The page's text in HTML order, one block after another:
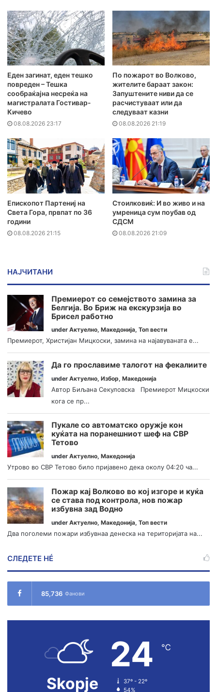
Еден загинат, еден тешко
повреден – Тешка
сообраќајна несреќа на
магистралата Гостивар-
Кичево
08.08.2026 23:17
По пожарот во Волково,
жителите бараат закон:
Запуштените ниви да се
расчистуваат или да
следуваат казни
08.08.2026 21:19
Епископот Партениј на
Света Гора, првпат по 36
години
08.08.2026 21:15
Стоилковиќ: И во живо и на
умреница сум поубав од
СДСМ
08.08.2026 21:09
НАЈЧИТАНИ
Премиерот со семејството замина за
Белгија. Во Бриж на екскурзија во
Брисел работно
under Актуелно, Македонија, Топ вести
Премиерот, Христијан Мицкоски, замина на најавуваната е...
Да го прославиме талогот на фекалиите
under Актуелно, Избор, Македонија
Автор Биљана Секуловска Премиерот Мицкоски
кога се пр...
Пукале со автоматско оружје кон
куќата на поранешниот шеф на СВР
Тетово
under Актуелно, Македонија
Утрово во СВР Тетово било пријавено дека околу 04:20 ча...
Пожар кај Волково во кој изгоре и куќа
се става под контрола, нов пожар
избувна зад Водно
under Актуелно, Македонија, Топ вести
Два поголеми пожари избувнаа денеска на територијата на...
СЛЕДЕТЕ НÉ
85,736 Фанови
Skopje
24 ℃
37º - 22º
54%